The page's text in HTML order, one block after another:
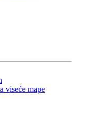
viseće mape